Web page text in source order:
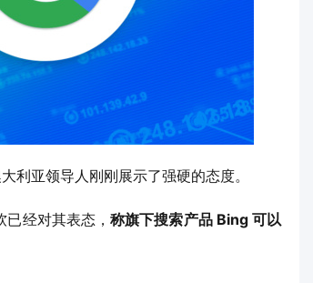
利亚领导人刚刚展示了强硬的态度。
已经对其表态，称旗下搜索产品 Bing 可以